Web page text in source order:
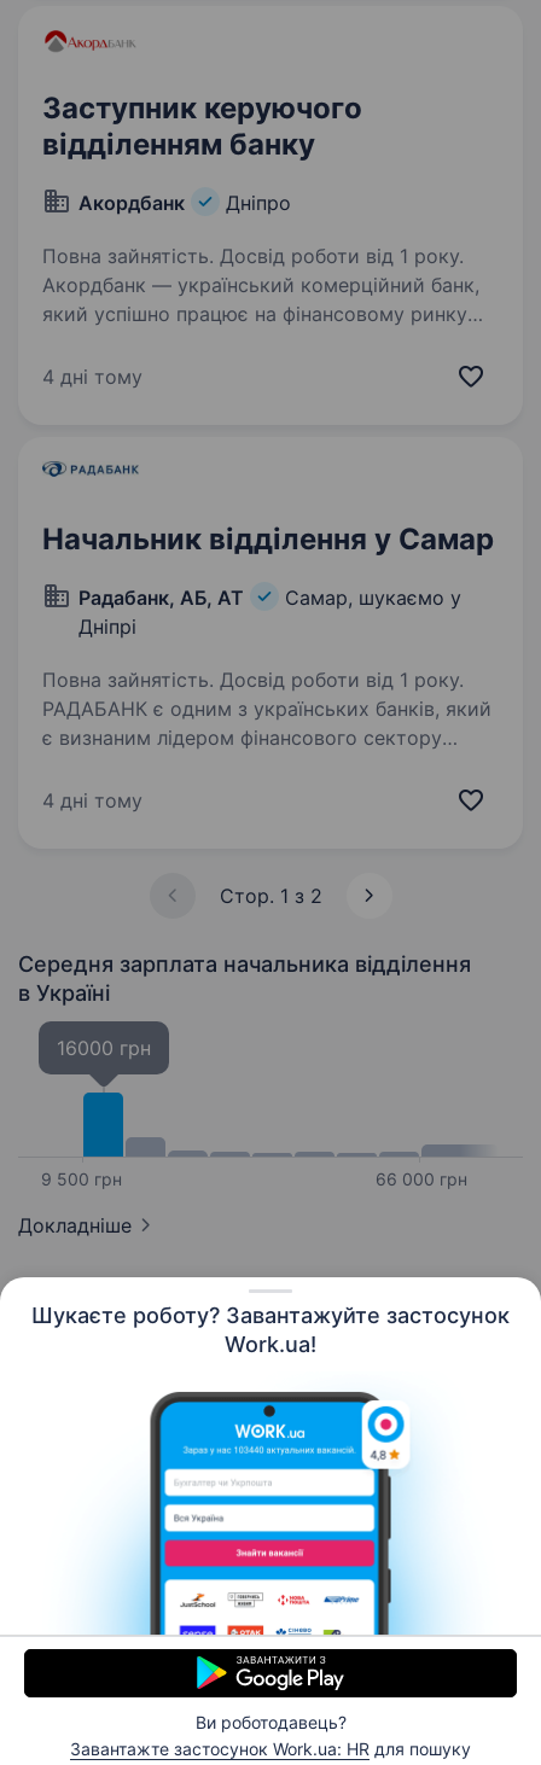
Шукаєте роботу? Завантажуйте застосунок
Work.ua!
Ви роботодавець?
Завантажте застосунок Work.ua: HR для пошуку
Заступник керуючого
відділенням банку
Акордбанк Дніпро
Повна зайнятість. Досвід роботи від 1 року.
Акордбанк — український комерційний банк,
який успішно працює на фінансовому ринку
за розгалуженістю регіональної мережі, маючи
4 дні тому
Начальник відділення у Самар
Радабанк, АБ, АТ
Самар, шукаємо у
Дніпрі
Повна зайнятість. Досвід роботи від 1 року.
РАДАБАНК є одним з українських банків, який
є визнаним лідером фінансового сектору
з 1993 року. За цей час отримав репутацію
4 дні тому
Стор. 1 з 2
Середня зарплата начальника відділення
в Україні
9 500 грн
16000 грн
66 000 грн
Докладніше
Контакти Про нас
Кар’єра
Допомога Умови використання
© 2006–2026 Work.ua. Сервіс пошуку роботи №1 в